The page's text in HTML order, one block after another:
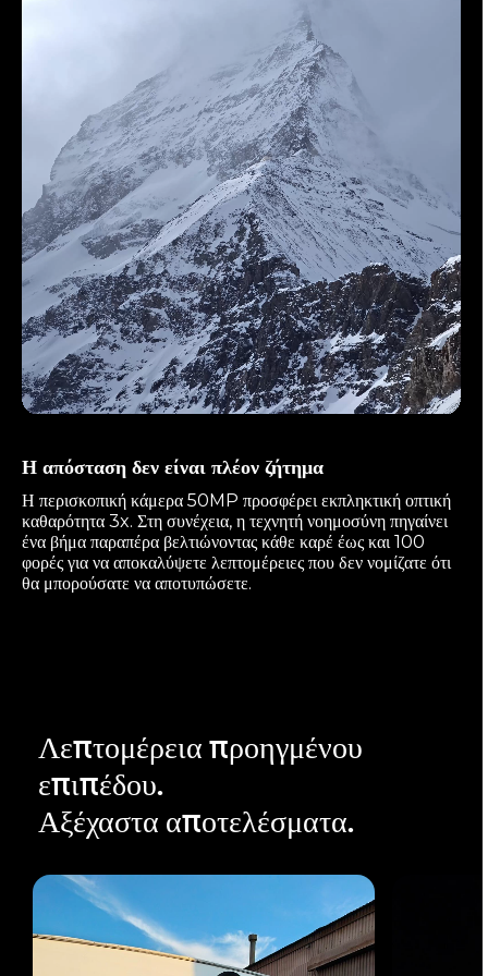
Η απόσταση δεν είναι πλέον ζήτημα
Η περισκοπική κάμερα 50MP προσφέρει εκπληκτική οπτική
καθαρότητα 3x. Στη συνέχεια, η τεχνητή νοημοσύνη πηγαίνει
ένα βήμα παραπέρα βελτιώνοντας κάθε καρέ έως και 100
φορές για να αποκαλύψετε λεπτομέρειες που δεν νομίζατε ότι
θα μπορούσατε να αποτυπώσετε.
Λεπτομέρεια προηγμένου
επιπέδου.
Αξέχαστα αποτελέσματα.